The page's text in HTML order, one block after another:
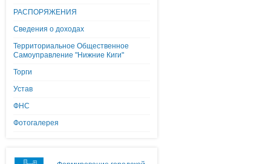
РАСПОРЯЖЕНИЯ
Сведения о доходах
Территориальное Общественное
Самоуправление "Нижние Киги"
Торги
Устав
ФНС
Фотогалерея